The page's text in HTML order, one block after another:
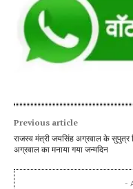
Previous article
राजस्व मंत्री जयसिंह अग्रवाल के सुपुत्र
अग्रवाल का मनाया गया जन्मदिन
-